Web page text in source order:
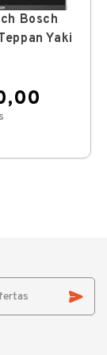
Bosch
Yaki